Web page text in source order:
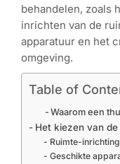
behandelen, zoals
inrichten van de
apparatuur en het
omgeving.
Table of
Waarom een
Het kiezen van
Ruimte-
Geschikte